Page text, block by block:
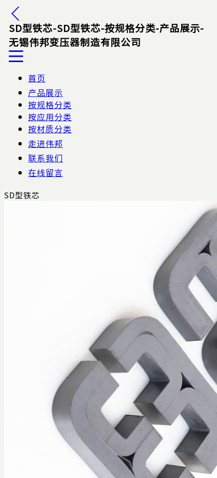
SD型铁芯-SD型铁芯-按规格分类-产品展示-
无锡伟邦变压器制造有限公司
首页
产品展示
按规格分类
按应用分类
按材质分类
走进伟邦
联系我们
在线留言
SD型铁芯